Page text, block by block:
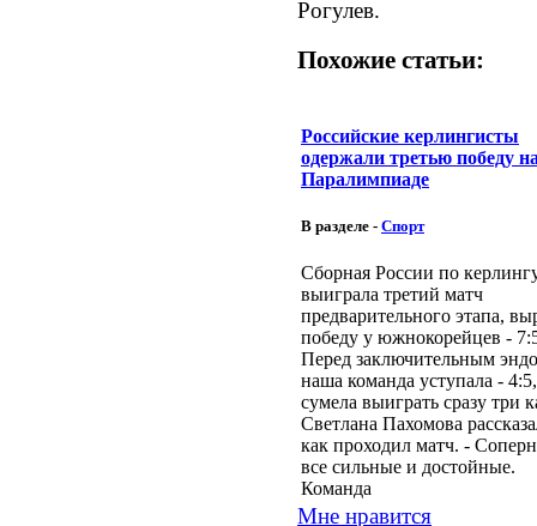
Рогулев.
Похожие статьи:
Российские керлингисты
одержали третью победу
Паралимпиаде
В разделе - Спорт
Сборная России по
выиграла третий матч
предварительного этапа,
победу у южнокорейцев -
Перед заключительным
наша команда уступала -
сумела выиграть сразу три
Светлана Пахомова
как проходил матч. -
все сильные и достойные.
Команда
Мне нравится